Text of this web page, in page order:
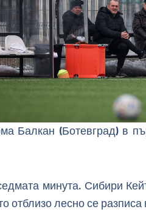
Балкан (Ботевград) в
минута. Сибири
отблизо лесно се разписа